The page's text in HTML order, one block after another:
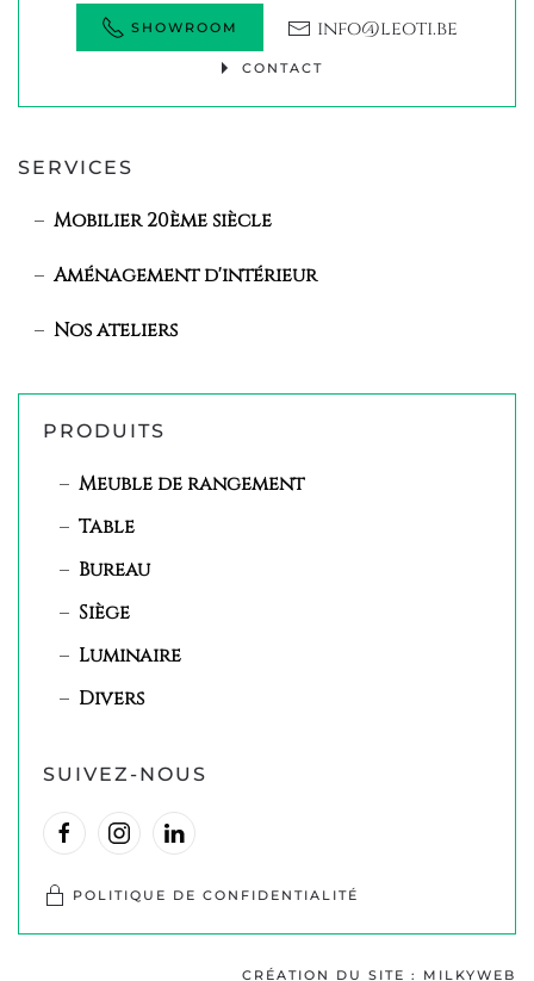
SHOWROOM info@leoti.be
CONTACT
SERVICES
Mobilier 20ème siècle
Aménagement d'intérieur
Nos ateliers
PRODUITS
Meuble de rangement
Table
Bureau
Siège
Luminaire
Divers
SUIVEZ-NOUS
POLITIQUE DE CONFIDENTIALITÉ
CRÉATION DU SITE : MILKYWEB